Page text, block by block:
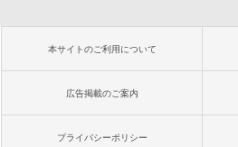
本サイトのご利用について
広告掲載のご案内
プライバシーポリシー